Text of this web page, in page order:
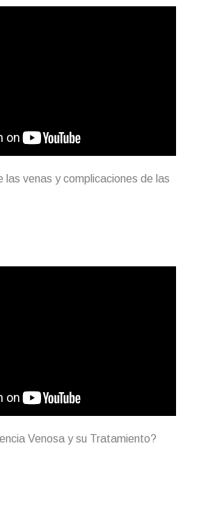
las venas y complicaciones de las
Venosa y su Tratamiento?